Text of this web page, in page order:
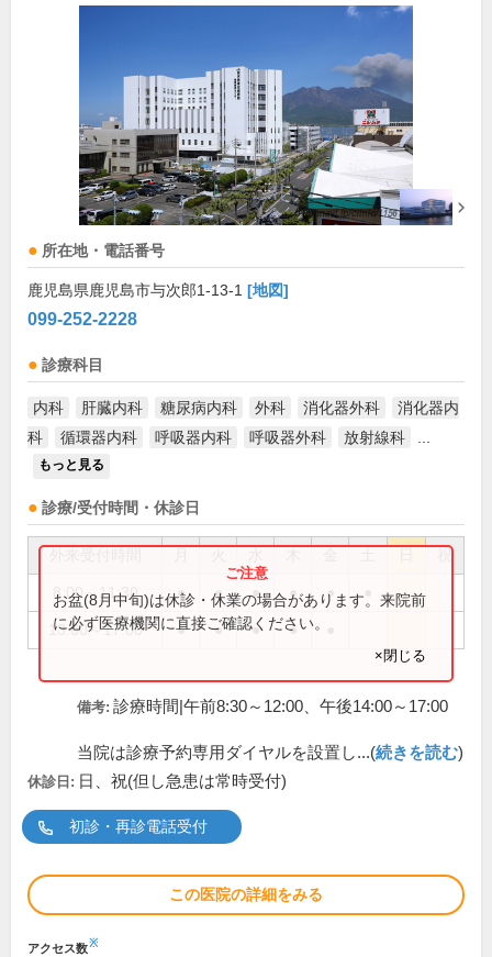
所在地・電話番号
鹿児島県鹿児島市与次郎1-13-1 [地図]
099-252-2228
診療科目
内科 肝臓内科 糖尿病内科 外科 消化器外科
消化器内
科
循環器内科 呼吸器内科 呼吸器外科 放射線科
もっと見る
診療/受付時間・休診日
祝
8:00～11:30 ● ● ● ● ●
13:00～17:00 ● ● ● ●
お盆(8月中旬)は休診・休業の場合があります。来院前
に必ず医療機関に直接ご確認ください。
×閉じる
備考: 診療時間|午前8:30～12:00、午後14:00～17:00
当院は診療予約専用ダイヤルを設置し...(続きを読む)
休診日: 日、祝(但し急患は常時受付)
初診・再診電話受付
この医院の詳細をみる
アクセス数※